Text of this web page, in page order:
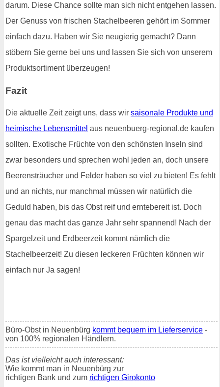
darum. Diese Chance sollte man sich nicht entgehen lassen.
Der Genuss von frischen Stachelbeeren gehört im Sommer
einfach dazu. Haben wir Sie neugierig gemacht? Dann
stöbern Sie gerne bei uns und lassen Sie sich von unserem
Produktsortiment überzeugen!
Fazit
Die aktuelle Zeit zeigt uns, dass wir saisonale Produkte und
heimische Lebensmittel aus neuenbuerg-regional.de kaufen
sollten. Exotische Früchte von den schönsten Inseln sind
zwar besonders und sprechen wohl jeden an, doch unsere
Beerensträucher und Felder haben so viel zu bieten! Es fehlt
und an nichts, nur manchmal müssen wir natürlich die
Geduld haben, bis das Obst reif und erntebereit ist. Doch
genau das macht das ganze Jahr sehr spannend! Nach der
Spargelzeit und Erdbeerzeit kommt nämlich die
Stachelbeerzeit! Zu diesen leckeren Früchten können wir
einfach nur Ja sagen!
Büro-Obst in Neuenbürg kommt bequem im Lieferservice -
von 100% regionalen Händlern.
Das ist vielleicht auch interessant:
Wie kommt man in Neuenbürg zur
richtigen Bank und zum richtigen Girokonto